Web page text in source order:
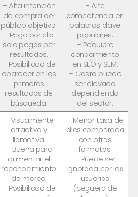
– Alta intención
de compra del
público objetivo.
– Pago por clic:
solo pagas por
resultados.
– Posibilidad de
aparecer en los
primeros
resultados de
búsqueda.
– Alta
competencia en
palabras clave
populares.
– Requiere
conocimiento
en SEO y SEM.
– Costo puede
ser elevado
dependiendo
del sector.
– Visualmente
atractiva y
llamativa.
– Buena para
aumentar el
reconocimiento
de marca.
– Posibilidad de
– Menor tasa de
clics comparada
con otros
formatos.
– Puede ser
ignorada por los
usuarios
(ceguera de